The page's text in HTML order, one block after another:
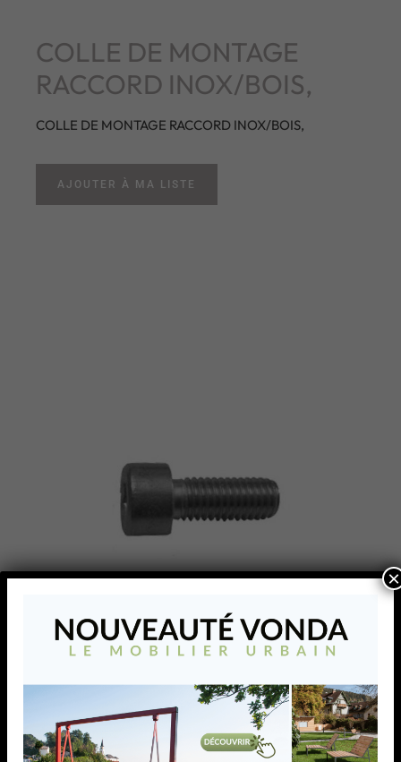
COLLE DE MONTAGE
RACCORD INOX/BOIS,
COLLE DE MONTAGE RACCORD INOX/BOIS,
AJOUTER À MA LISTE
×